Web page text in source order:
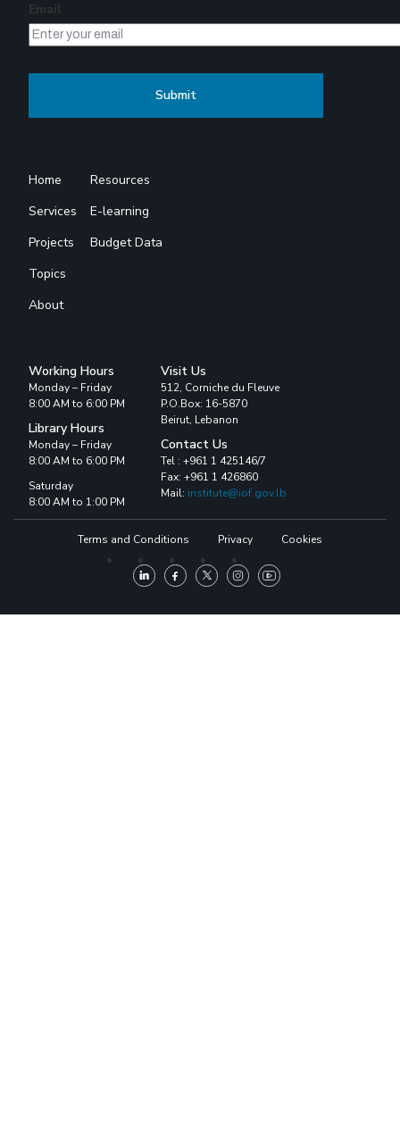
Email
Home
Services
Projects
Topics
About
Resources
E-learning
Budget Data
Working Hours
Monday – Friday
8:00 AM to 6:00 PM
Library Hours
Monday – Friday
8:00 AM to 6:00 PM
Saturday
8:00 AM to 1:00 PM
Visit Us
512, Corniche du Fleuve
P.O.Box: 16-5870
Beirut, Lebanon
Contact Us
Tel : +961 1 425146/7
Fax: +961 1 426860
Mail: institute@iof.gov.lb
Terms and Conditions Privacy Cookies